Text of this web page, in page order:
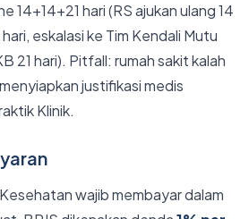
14+14+21 hari (RS ajukan ulang 14
eskalasi ke Tim Kendali Mutu
21 hari). Pitfall: rumah sakit kalah
justifikasi medis
Klinik.
wajib membayar dalam